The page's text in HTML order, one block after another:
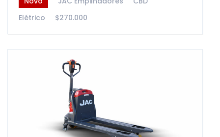
Elétrico
$270.000